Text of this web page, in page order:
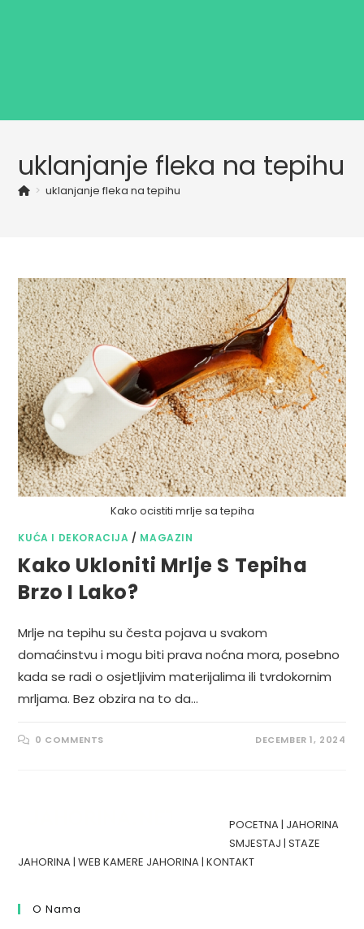
uklanjanje fleka na tepihu
> uklanjanje fleka na tepihu
Kako ocistiti mrlje sa tepiha
KUĆA I DEKORACIJA / MAGAZIN
Kako Ukloniti Mrlje S Tepiha
Brzo I Lako?
Mrlje na tepihu su česta pojava u svakom
domaćinstvu i mogu biti prava noćna mora, posebno
kada se radi o osjetljivim materijalima ili tvrdokornim
mrljama. Bez obzira na to da…
0 COMMENTS DECEMBER 1, 2024
POCETNA | JAHORINA
SMJESTAJ |STAZE
JAHORINA |WEB KAMERE JAHORINA |KONTAKT
O Nama